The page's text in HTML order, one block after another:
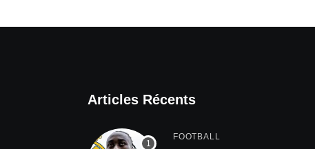
Articles Récents
FOOTBALL